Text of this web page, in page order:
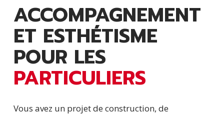
ACCOMPAGNEMENT
ET ESTHÉTISME
POUR LES
PARTICULIERS
Vous avez un projet de construction, de